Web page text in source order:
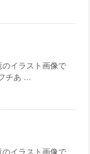
イラスト画像で
チあ ...
イラスト画像で